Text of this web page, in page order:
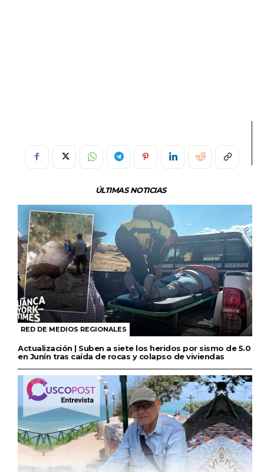
ÚLTIMAS NOTICIAS
RED DE MEDIOS REGIONALES
Actualización | Suben a siete los heridos por sismo de 5.0
en Junín tras caída de rocas y colapso de viviendas